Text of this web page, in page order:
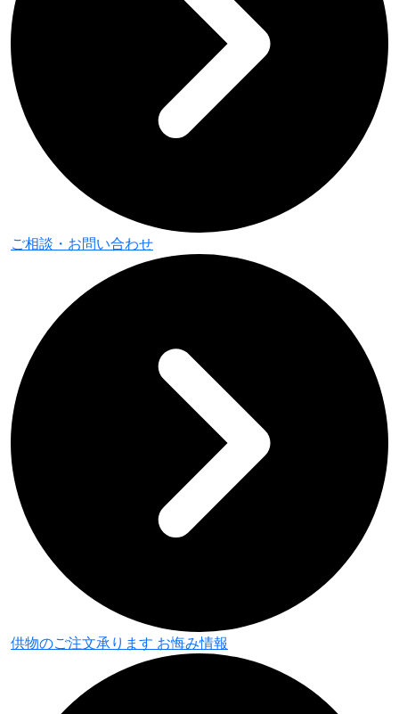
ご相談・ お問い合わせ
供物のご注文承ります お悔み情報